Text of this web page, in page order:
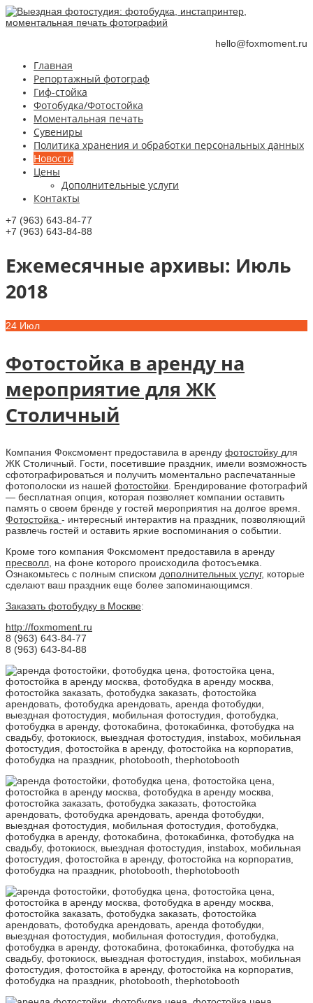
hello@foxmoment.ru
Главная
Репортажный фотограф
Гиф-стойка
Фотобудка/Фотостойка
Моментальная печать
Сувениры
Политика хранения и обработки персональных данных
Новости
Цены
Дополнительные услуги
Контакты
+7 (963) 643-84-77
+7 (963) 643-84-88
Ежемесячные aрхивы: Июль
2018
24 Июл
Фотостойка в аренду на
мероприятие для ЖК
Столичный
Компания Фоксмомент предоставила в аренду фотостойку для
ЖК Столичный. Гости, посетившие праздник, имели возможность
сфотографироваться и получить моментально распечатанные
фотополоски из нашей фотостойки . Брендирование фотографий
— бесплатная опция, которая позволяет компании оставить
память о своем бренде у гостей мероприятия на долгое время.
Фотостойка - интересный интерактив на праздник, позволяющий
развлечь гостей и оставить яркие воспоминания о событии.
Кроме того компания Фоксмомент предоставила в аренду
пресволл , на фоне которого происходила фотосъемка.
Ознакомьтесь с полным списком дополнительных услуг, которые
сделают ваш праздник еще более запоминающимся.
Заказать фотобудку в Москве:
http://foxmoment.ru
8 (963) 643-84-77
8 (963) 643-84-88